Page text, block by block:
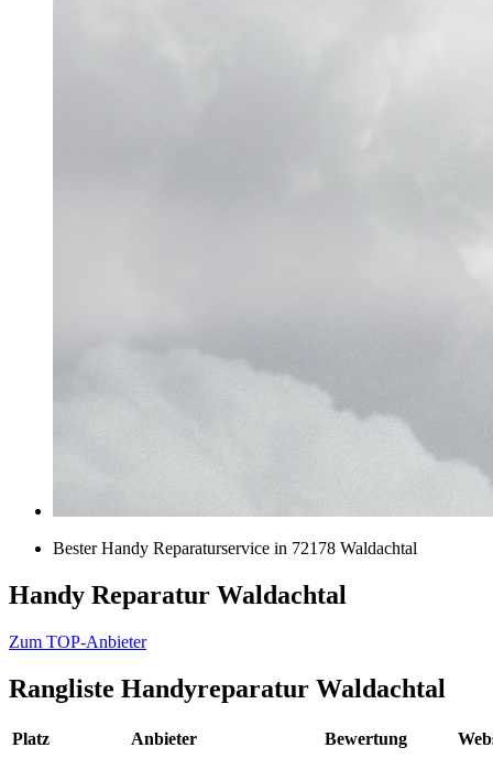
Bester Handy Reparaturservice in 72178 Waldachtal
Handy Reparatur Waldachtal
Zum TOP-Anbieter
Rangliste Handyreparatur Waldachtal
Platz Anbieter Bewertung